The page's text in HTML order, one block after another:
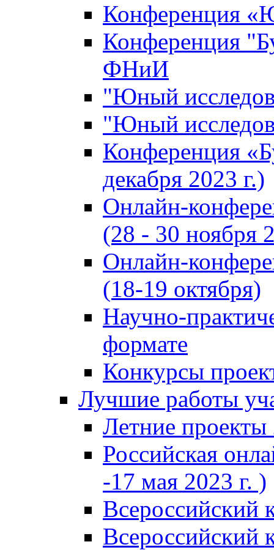
Конференция
Конференция
ФНиИ
"Юный
"Юный
Конференция
декабря 2023 г.)
Онлайн-
(28 - 30 ноября
Онлайн-
(18-19 октября)
Научно-
формате
Конкурсы
Лучшие работы
Летние проекты
Российская
-17 мая 2023 г. )
Всероссийский
Всероссийский